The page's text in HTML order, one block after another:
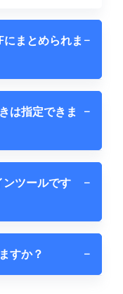
まとめられま−
は指定できま −
ンツールです
−
すか？ −